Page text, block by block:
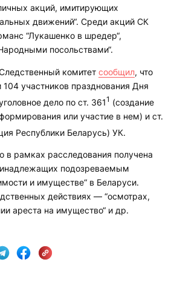
акций, имитирующих
движений“. Среди акций СК
“Лукашенко в шредер“,
посольствами“.
комитет сообщил, что
104 участников празднования Дня
дело по ст. 3611 (создание
или участие в нем) и ст.
Республики Беларусь) УК.
в рамках расследования получена
подозреваемым
и имуществе“ в Беларуси.
действиях — “осмотрах,
ареста на имущество“ и др.